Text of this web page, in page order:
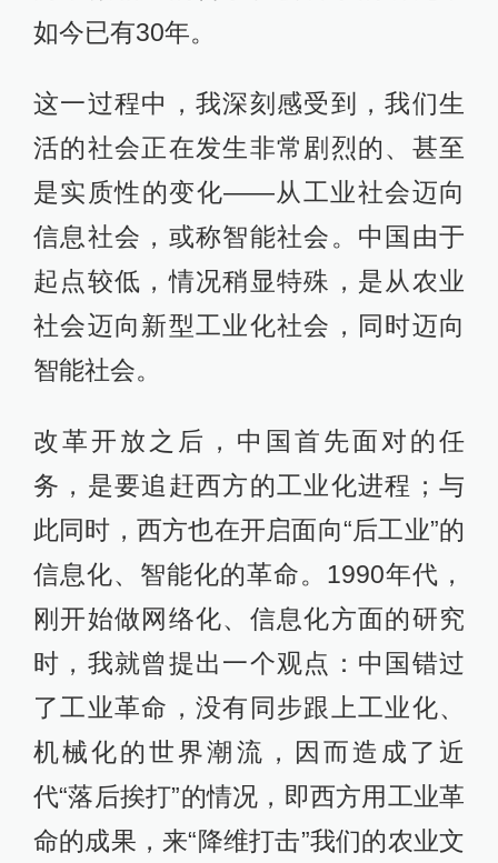
如今已有30年。
这一过程中，我深刻感受到，我们生
活的社会正在发生非常剧烈的、甚至
是实质性的变化——从工业社会迈向
信息社会，或称智能社会。中国由于
起点较低，情况稍显特殊，是从农业
社会迈向新型工业化社会，同时迈向
智能社会。
改革开放之后，中国首先面对的任
务，是要追赶西方的工业化进程；与
此同时，西方也在开启面向“后工业”的
信息化、智能化的革命。1990年代，
刚开始做网络化、信息化方面的研究
时，我就曾提出一个观点：中国错过
了工业革命，没有同步跟上工业化、
机械化的世界潮流，因而造成了近
代“落后挨打”的情况，即西方用工业革
命的成果，来“降维打击”我们的农业文